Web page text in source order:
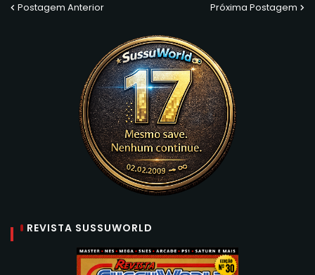
Postagem Anterior Próxima Postagem
REVISTA SUSSUWORLD